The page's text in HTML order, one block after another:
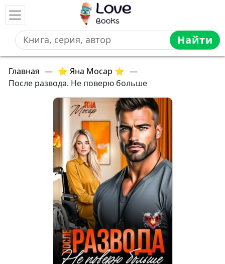
Найти
Главная — ⭐ Яна Мосар ⭐ —
После развода. Не поверю больше